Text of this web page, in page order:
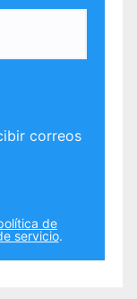
correos
de
servicio.